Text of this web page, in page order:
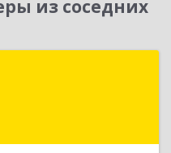
из соседних
Якутск г, Ленина пр-